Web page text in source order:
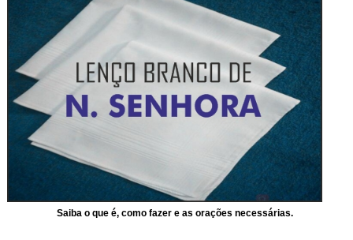
Saiba o que é, como fazer e as orações necessárias.